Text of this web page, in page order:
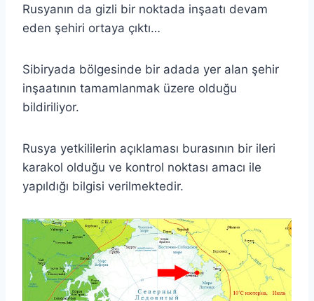
Rusyanın da gizli bir noktada inşaatı devam
eden şehiri ortaya çıktı…
Sibiryada bölgesinde bir adada yer alan şehir
inşaatının tamamlanmak üzere olduğu
bildiriliyor.
Rusya yetkililerin açıklaması burasının bir ileri
karakol olduğu ve kontrol noktası amacı ile
yapıldığı bilgisi verilmektedir.